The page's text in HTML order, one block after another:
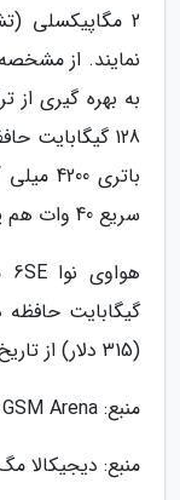
2 مگاپیکسلی
نمایند. از
128
باتری
سریع 40 وات هم پشتیبانی می نماید.
(315 دلار) از تاریخ 12 دسامبر به دست مشتریان می رسد.
منبع: GSM Arena
منبع: دیجیکالا